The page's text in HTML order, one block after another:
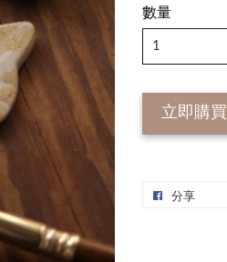
數量
立即購買
分享